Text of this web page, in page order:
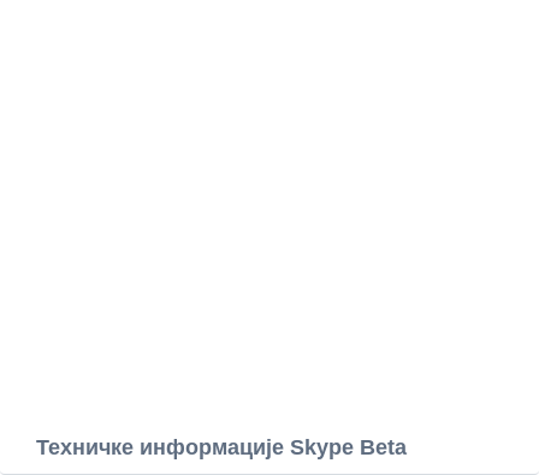
Техничке информације Skype Beta